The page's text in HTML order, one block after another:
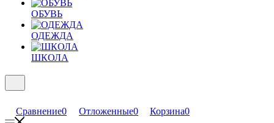
ОБУВЬ
ОДЕЖДА
ШКОЛА
Сравнение0 Отложенные0 Корзина0